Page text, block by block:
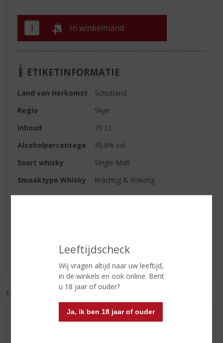
Leeftijdscheck
Wij vragen altijd naar uw leeftijd,
in de winkels en ook online. Bent
u 18 jaar of ouder?
Ja, ik ben 18 jaar of ouder
In winkelmand
ETIKETINFORMATIE
Land van Herkomst
Schotland
Regio
Skye
Inhoud
70 CL
Alcoholpercentage
45.8% vol
Soort whisky
Single Malt
Smaaktype Whisky
Krachtig & Rokerig
Er zijn nog geen reviews geplaatst voor dit product
EXCL. BTW INCL. BTW
AANBIEDINGEN